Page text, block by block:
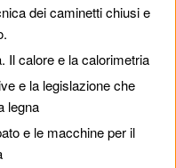
dei caminetti chiusi e
Il calore e la calorimetria
e la legislazione che
legna
e le macchine per il